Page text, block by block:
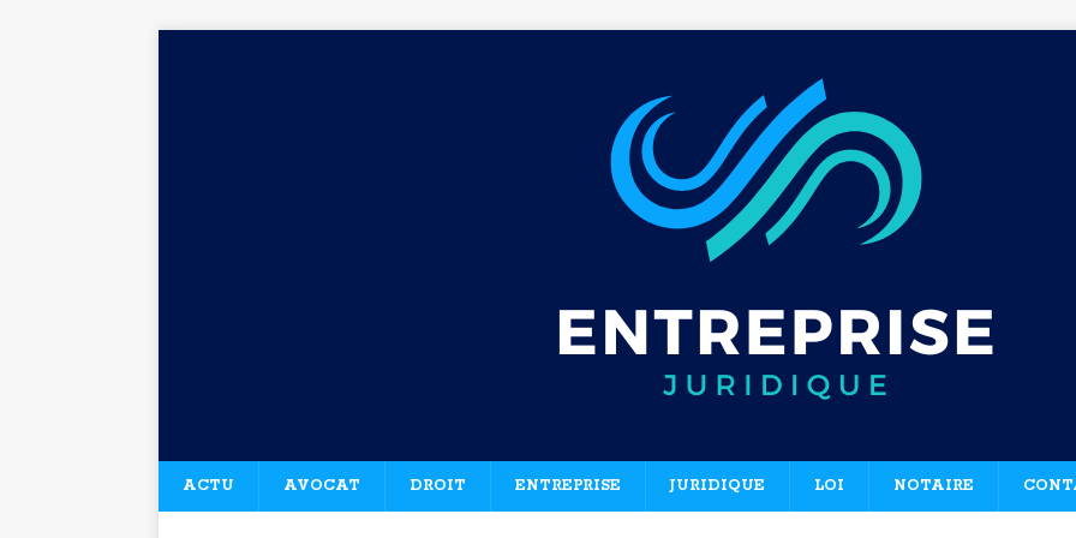
ACTU AVOCAT DROIT ENTREPRISE JURIDIQUE LOI NOTAIRE